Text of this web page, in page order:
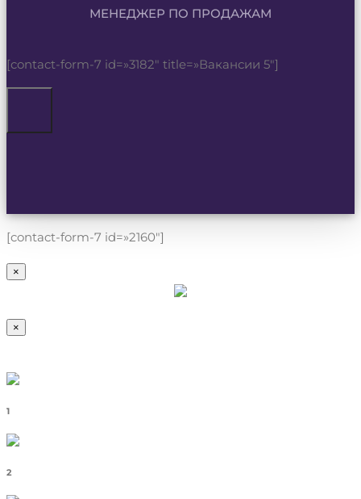
МЕНЕДЖЕР ПО ПРОДАЖАМ
[contact-form-7 id=»3182″ title=»Вакансии 5″]
[contact-form-7 id=»2160″]
×
×
1
2